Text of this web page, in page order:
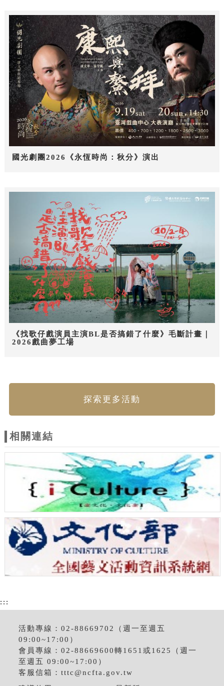
國光劇團2026《永恆時尚：秋分》演出
《找歌仔戲演員主演BL是否搞錯了什麼》毛斷計畫｜
2026戲曲夢工場
探索更多活動
相關連結
:::
活動專線：02-88669702（週一至週五
09:00~17:00）
會員專線：02-88669600轉1651或1625（週一
至週五 09:00~17:00）
客服信箱：tttc@ncfta.gov.tw